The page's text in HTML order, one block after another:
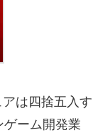
は四捨五入す
ーム開発業